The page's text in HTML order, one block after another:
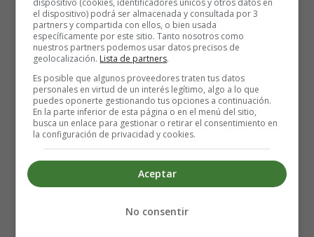
Intérpretes:Julianne Hough, Josh Duhamel, Cobie
Smulders, Noah Lomax, David Lyons
Año: 2013.
Fecha de estreno: 19-04-2013
Duración: 115 min.
Género:Drama, Misterio, Romance
dispositivo (cookies, identificadores únicos y otros datos en
el dispositivo) podrá ser almacenada y consultada por 3
partners y compartida con ellos, o bien usada
específicamente por este sitio. Tanto nosotros como
nuestros partners podemos usar datos precisos de
geolocalización. Lista de partners.
Es posible que algunos proveedores traten tus datos
personales en virtud de un interés legítimo, algo a lo que
puedes oponerte gestionando tus opciones a continuación.
En la parte inferior de esta página o en el menú del sitio,
busca un enlace para gestionar o retirar el consentimiento en
la configuración de privacidad y cookies.
Aceptar
No consentir